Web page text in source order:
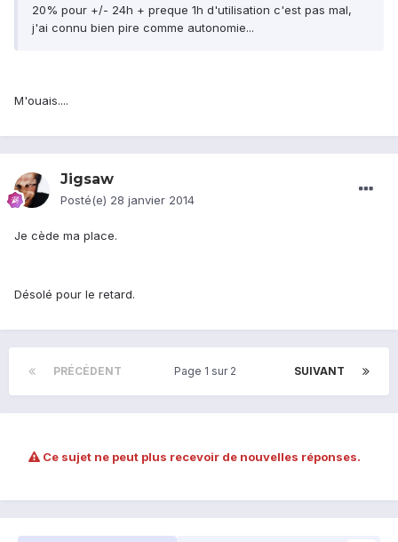
20% pour +/- 24h + preque 1h d'utilisation c'est pas mal,
j'ai connu bien pire comme autonomie...
M'ouais....
Jigsaw
Posté(e) 28 janvier 2014
Je cède ma place.
Désolé pour le retard.
PRÉCÉDENT SUIVANT
Page 1 sur 2
Ce sujet ne peut plus recevoir de nouvelles réponses.